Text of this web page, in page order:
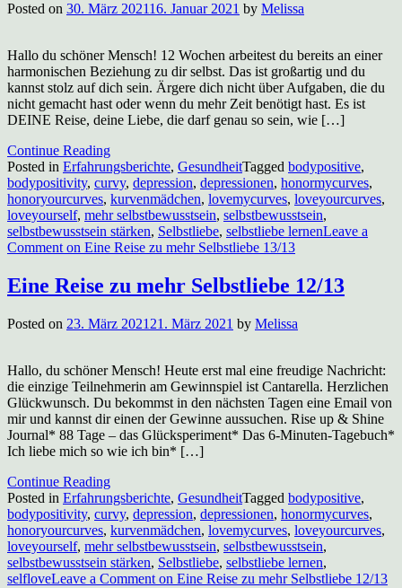
Posted on 30. März 202116. Januar 2021 by Melissa
Hallo du schöner Mensch! 12 Wochen arbeitest du bereits an einer
harmonischen Beziehung zu dir selbst. Das ist großartig und du
kannst stolz auf dich sein. Ärgere dich nicht über Aufgaben, die du
nicht gemacht hast oder wenn du mehr Zeit benötigt hast. Es ist
DEINE Reise, deine Liebe, die darf genau so sein, wie […]
Continue Reading
Posted in Erfahrungsberichte, GesundheitTagged bodypositive,
bodypositivity, curvy, depression, depressionen, honormycurves,
honoryourcurves, kurvenmädchen, lovemycurves, loveyourcurves,
loveyourself, mehr selbstbewusstsein, selbstbewusstsein,
selbstbewusstsein stärken, Selbstliebe, selbstliebe lernenLeave a
Commenton Eine Reise zu mehr Selbstliebe 13/13
Eine Reise zu mehr Selbstliebe 12/13
Posted on 23. März 2021 21. März 2021 by Melissa
Hallo, du schöner Mensch! Heute erst mal eine freudige Nachricht:
die einzige Teilnehmerin am Gewinnspiel ist Cantarella. Herzlichen
Glückwunsch. Du bekommst in den nächsten Tagen eine Email von
mir und kannst dir einen der Gewinne aussuchen. Rise up & Shine
Journal* 88 Tage – das Glücksperiment* Das 6-Minuten-Tagebuch*
Ich liebe mich so wie ich bin* […]
Continue Reading
Posted in Erfahrungsberichte, GesundheitTagged bodypositive,
bodypositivity, curvy, depression, depressionen, honormycurves,
honoryourcurves, kurvenmädchen, lovemycurves, loveyourcurves,
loveyourself, mehr selbstbewusstsein, selbstbewusstsein,
selbstbewusstsein stärken, Selbstliebe, selbstliebe lernen,
selfloveLeave a Comment on Eine Reise zu mehr Selbstliebe 12/13